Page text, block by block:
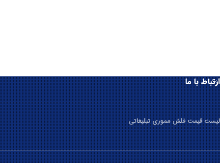
ارتباط با ما
لیست قیمت فلش مموری تبلیغاتی